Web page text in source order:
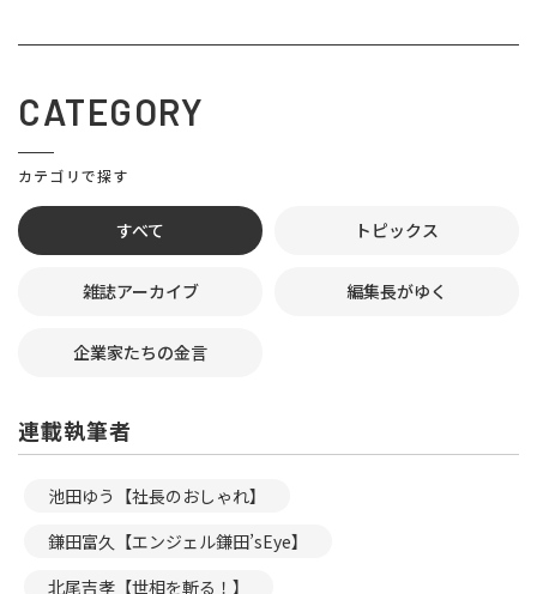
CATEGORY
カテゴリで探す
すべて トピックス
雑誌アーカイブ 編集長がゆく
企業家たちの金言
連載執筆者
池田ゆう【社長のおしゃれ】
鎌田富久【エンジェル鎌田’sEye】
北尾吉孝【世相を斬る！】